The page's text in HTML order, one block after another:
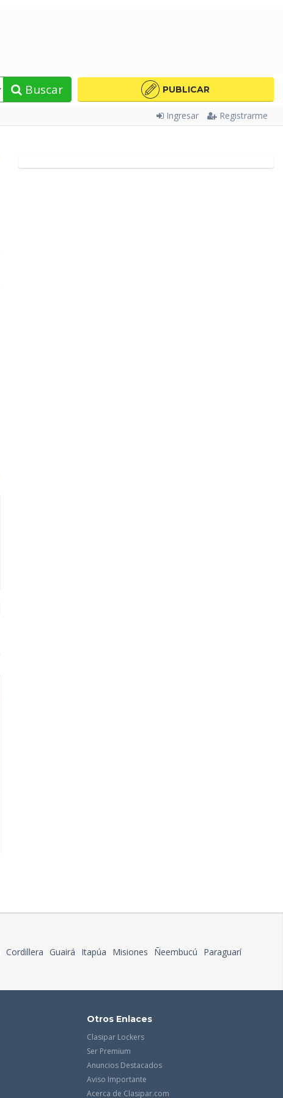
Buscar PUBLICAR
Ingresar Registrarme
Cordillera Guairá Itapúa Misiones Ñeembucú
Paraguarí
Otros Enlaces
Clasipar Lockers
Ser Premium
Anuncios Destacados
Aviso Importante
Acerca de Clasipar.com